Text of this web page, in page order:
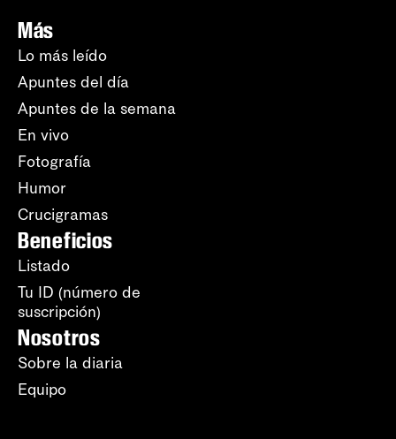
Más
Lo más leído
Apuntes del día
Apuntes de la semana
En vivo
Fotografía
Humor
Crucigramas
Beneficios
Listado
Tu ID (número de
suscripción)
Nosotros
Sobre la diaria
Equipo